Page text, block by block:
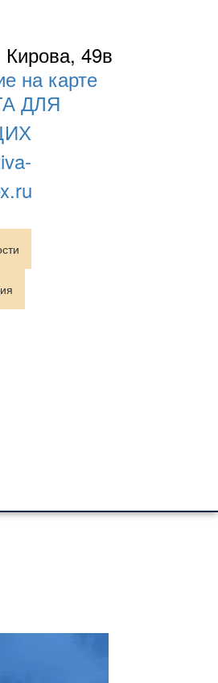
49в
на карте
ДЛЯ